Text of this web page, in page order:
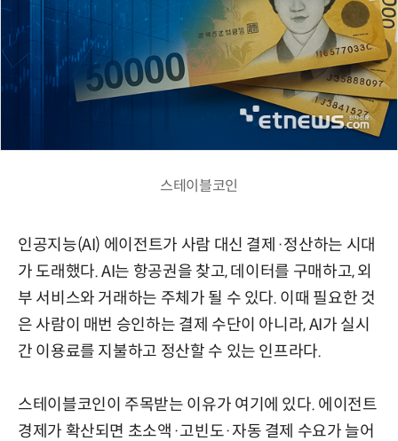
스테이블코인
인공지능(AI) 에이전트가 사람 대신 결제·정산하는 시대
가 도래했다. AI는 항공권을 찾고, 데이터를 구매하고, 외
부 서비스와 거래하는 주체가 될 수 있다. 이때 필요한 것
은 사람이 매번 승인하는 결제 수단이 아니라, AI가 실시
간 이용료를 지불하고 정산할 수 있는 인프라다.
스테이블코인이 주목받는 이유가 여기에 있다. 에이전트
경제가 확산되면 초소액·고빈도·자동 결제 수요가 늘어